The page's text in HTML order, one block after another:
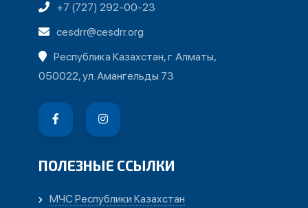
+7 (727) 292-00-23
cesdrr@cesdrr.org
Республика Казахстан, г. Алматы,
050022, ул. Амангельды 73
ПОЛЕЗНЫЕ ССЫЛКИ
МЧС Республики Казахстан